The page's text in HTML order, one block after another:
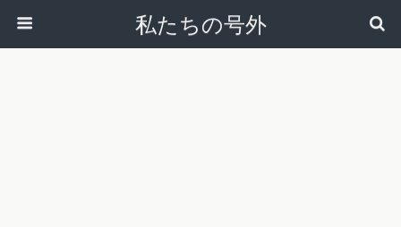
私たちの号外